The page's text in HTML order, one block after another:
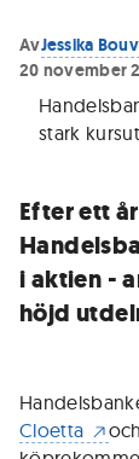
AvJessika
20 november
stark
Efter ett
i aktien -
höjd
Cloetta